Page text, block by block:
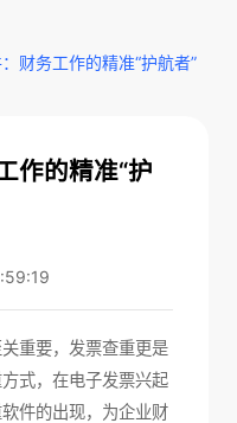
财务工作的精准“护航者”
作的精准“护
重要，发票查重更是
式，在电子发票兴起
件的出现，为企业财